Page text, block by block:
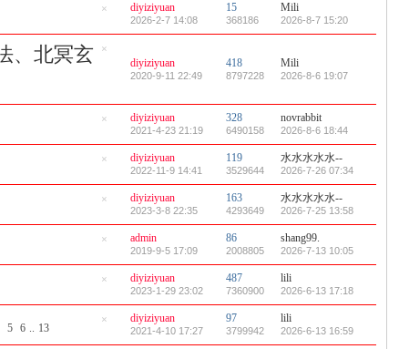
藏
顶
diyiziyuan
2026-2-7 14:08
15
368186
Mili
2026-8-7 15:20
帖
、北冥玄
diyiziyuan
2020-9-11 22:49
418
8797228
Mili
2026-8-6 19:07
藏
顶
diyiziyuan
2021-4-23 21:19
328
6490158
novrabbit
2026-8-6 18:44
藏
顶
diyiziyuan
2022-11-9 14:41
119
3529644
水水水水水--
2026-7-26 07:34
藏
顶
diyiziyuan
2023-3-8 22:35
163
4293649
水水水水水--
2026-7-25 13:58
藏
顶
admin
2019-9-5 17:09
86
2008805
shang99.
2026-7-13 10:05
藏
顶
diyiziyuan
2023-1-29 23:02
487
7360900
lili
2026-6-13 17:18
藏
5 6 .. 13
diyiziyuan
2021-4-10 17:27
97
3799942
lili
2026-6-13 16:59